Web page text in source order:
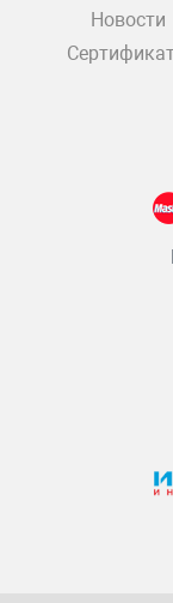
Новости